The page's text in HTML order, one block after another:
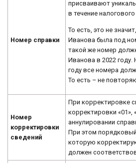
Номер справки
присваивают
в течение налогового
То есть, это не
Иванова была под
такой же номер
Иванова в 2022
году все номера
То есть – не
Номер
корректировки
сведений
При корректировке
корректировки «01»,
аннулировании
При этом
которую
должен